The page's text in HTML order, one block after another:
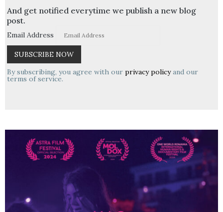
And get notified everytime we publish a new blog
post.
Email Address
By subscribing, you agree with our privacy policyand our
terms of service.